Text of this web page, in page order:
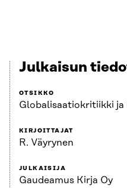
Julkaisun
OTSIKKO
Globalisaatiokritiikki ja
KIRJOITTAJAT
R. Väyrynen
JULKAISIJA
Gaudeamus Kirja Oy